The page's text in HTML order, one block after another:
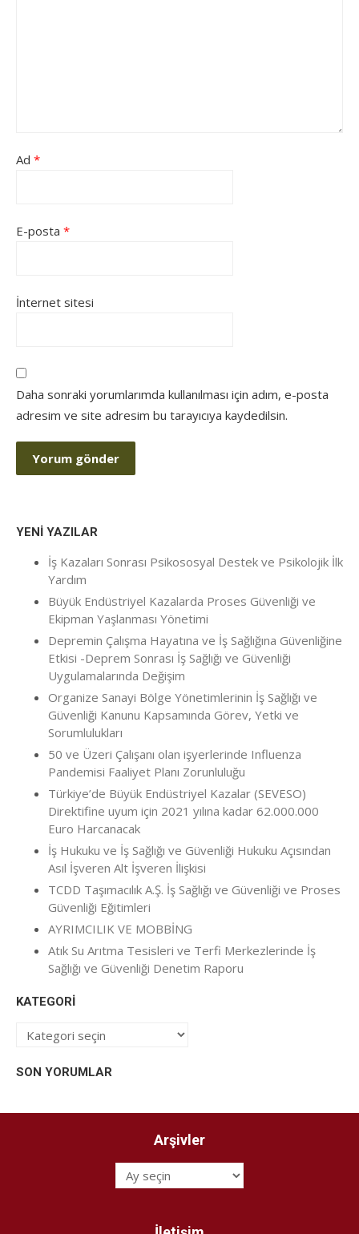
Ad *
E-posta *
İnternet sitesi
Daha sonraki yorumlarımda kullanılması için adım, e-posta
adresim ve site adresim bu tarayıcıya kaydedilsin.
YENI YAZILAR
İş Kazaları Sonrası Psikososyal Destek ve Psikolojik İlk
Yardım
Büyük Endüstriyel Kazalarda Proses Güvenliği ve
Ekipman Yaşlanması Yönetimi
Depremin Çalışma Hayatına ve İş Sağlığına Güvenliğine
Etkisi -Deprem Sonrası İş Sağlığı ve Güvenliği
Uygulamalarında Değişim
Organize Sanayi Bölge Yönetimlerinin İş Sağlığı ve
Güvenliği Kanunu Kapsamında Görev, Yetki ve
Sorumlulukları
50 ve Üzeri Çalışanı olan işyerlerinde Influenza
Pandemisi Faaliyet Planı Zorunluluğu
Türkiye’de Büyük Endüstriyel Kazalar (SEVESO)
Direktifine uyum için 2021 yılına kadar 62.000.000
Euro Harcanacak
İş Hukuku ve İş Sağlığı ve Güvenliği Hukuku Açısından
Asıl İşveren Alt İşveren İlişkisi
TCDD Taşımacılık A.Ş. İş Sağlığı ve Güvenliği ve Proses
Güvenliği Eğitimleri
AYRIMCILIK VE MOBBİNG
Atık Su Arıtma Tesisleri ve Terfi Merkezlerinde İş
Sağlığı ve Güvenliği Denetim Raporu
KATEGORI
Kategori
SON YORUMLAR
Arşivler
Arşivler